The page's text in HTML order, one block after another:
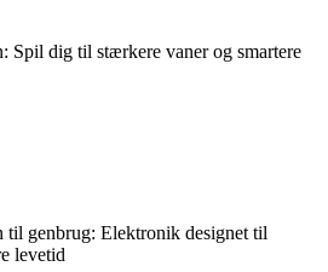
Spil dig til stærkere vaner og smartere
til genbrug: Elektronik designet til
levetid